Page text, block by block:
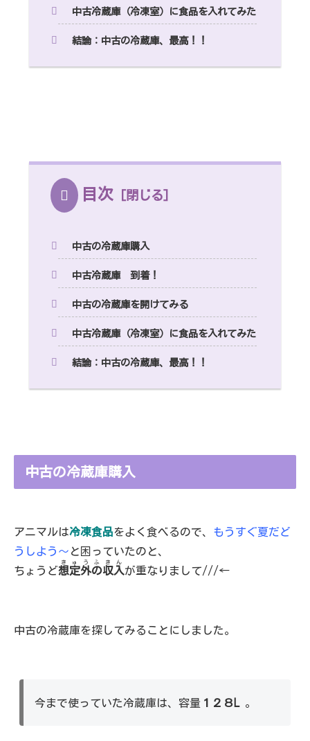
中古冷蔵庫（冷凍室）に食品を入れてみた
結論：中古の冷蔵庫、最高！！
目次
中古の冷蔵庫購入
中古冷蔵庫 到着！
中古の冷蔵庫を開けてみる
中古冷蔵庫（冷凍室）に食品を入れてみた
結論：中古の冷蔵庫、最高！！
中古の冷蔵庫購入
アニマルは冷凍食品をよく食べるので、 もうすぐ夏だど
うしよう～ と困っていたのと、
ちょうど想定外の収入
きゅうふきん
が重なりまして///←
中古の冷蔵庫を探してみることにしました。
今まで使っていた冷蔵庫は、容量 １２８L 。